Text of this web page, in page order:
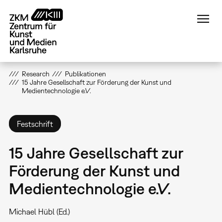
zum
Inhalt
Research
Publikationen
15 Jahre Gesellschaft zur Förderung der Kunst und
Medientechnologie e.V.
Festschrift
15 Jahre Gesellschaft zur
Förderung der Kunst und
Medientechnologie e.V.
Michael Hübl (Ed.)